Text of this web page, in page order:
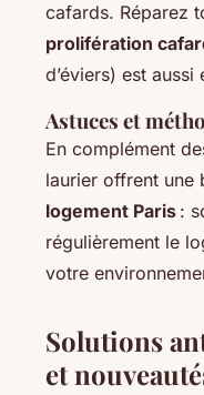
cafards. Réparez
prolifération
d’éviers) est aussi
Astuces et
En complément
laurier offrent une
logement Paris :
régulièrement le
votre
Solutions
et